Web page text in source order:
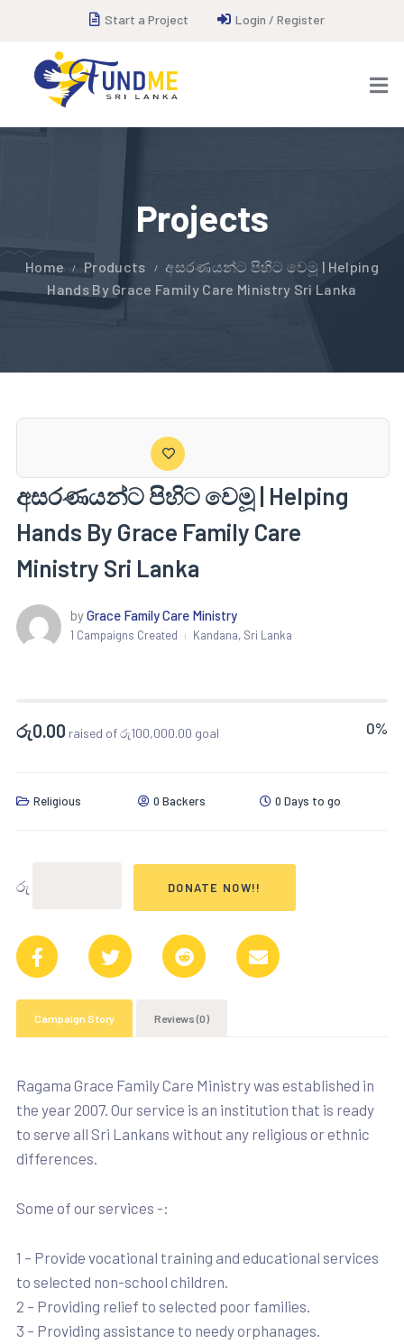
Start a Project Login / Register
Projects
Home Products
අසරණයන්ට පිහිට වෙමූ | Helping
Hands By Grace Family Care Ministry Sri Lanka
අසරණයන්ට පිහිට වෙමූ | Helping
Hands By Grace Family Care
Ministry Sri Lanka
byGrace Family Care Ministry
1 Campaigns Created | Kandana, Sri Lanka
0%
රු0.00 raised ofරු100,000.00 goal
Religious 0 Backers 0 Days to go
රු DONATE NOW!!
Campaign Story Reviews (0)
Ragama Grace Family Care Ministry was established in
the year 2007. Our service is an institution that is ready
to serve all Sri Lankans without any religious or ethnic
differences.
Some of our services -:
1 – Provide vocational training and educational services
to selected non-school children.
2 – Providing relief to selected poor families.
3 – Providing assistance to needy orphanages.